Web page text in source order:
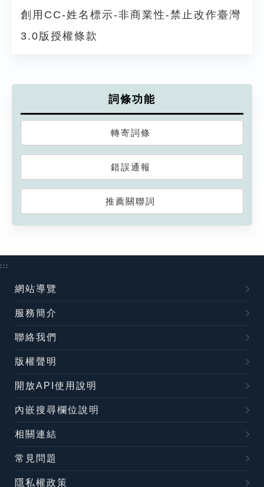
創用CC-姓名標示-非商業性-禁止改作臺灣
3.0版授權條款
詞條功能
轉寄詞條
錯誤通報
推薦關聯詞
:::
網站導覽
服務簡介
聯絡我們
版權聲明
開放API使用說明
內嵌搜尋欄位說明
相關連結
常見問題
隱私權政策